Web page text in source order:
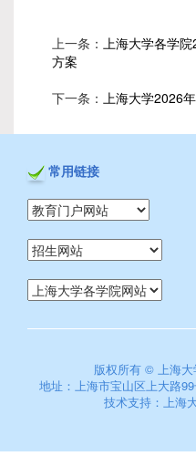
上一条： 上海大学各学
方案
下一条： 上海大学2026
常用链接
版权所有 © 上海
地址：上海市宝山区上大路
技术支持： 上海